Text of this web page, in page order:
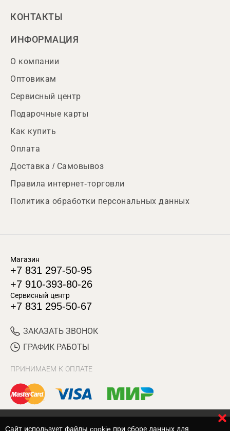
КОНТАКТЫ
ИНФОРМАЦИЯ
О компании
Оптовикам
Сервисный центр
Подарочные карты
Как купить
Оплата
Доставка / Самовывоз
Правила интернет-торговли
Политика обработки персональных данных
Магазин
+7 831 297-50-95
+7 910-393-80-26
Сервисный центр
+7 831 295-50-67
ЗАКАЗАТЬ ЗВОНОК
ГРАФИК РАБОТЫ
ПРИНИМАЕМ К ОПЛАТЕ
Cайт использует файлы cookie при сборе данных для